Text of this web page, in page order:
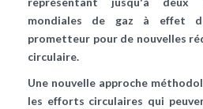
mondiales de gaz à effet
prometteur pour de nouvelles
circulaire.
Une nouvelle approche
les efforts circulaires qui